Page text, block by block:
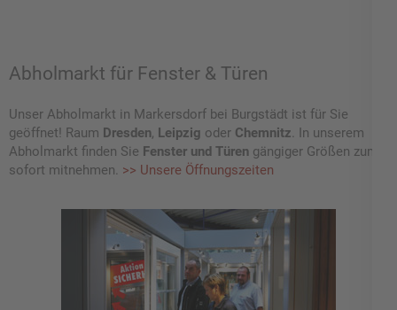
Abholmarkt für Fenster & Türen
Unser Abholmarkt in Markersdorf bei Burgstädt ist für Sie
geöffnet! Raum Dresden, Leipzig oder Chemnitz. In unserem
Abholmarkt finden Sie Fenster und Türen gängiger Größen zum
sofort mitnehmen. >> Unsere Öffnungszeiten